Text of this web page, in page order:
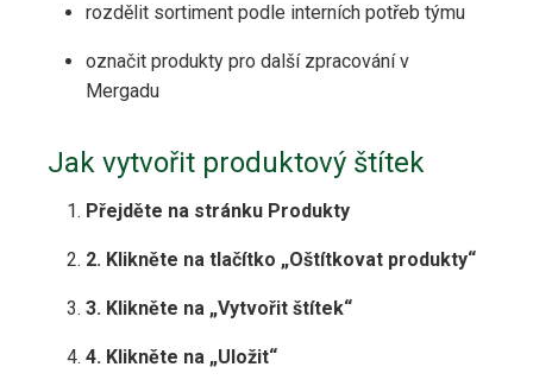
rozdělit sortiment podle interních potřeb týmu
označit produkty pro další zpracování v
Mergadu
Jak vytvořit produktový štítek
Přejděte na stránku Produkty
2. Klikněte na tlačítko „Oštítkovat produkty“
3. Klikněte na „Vytvořit štítek“
4. Klikněte na „Uložit“